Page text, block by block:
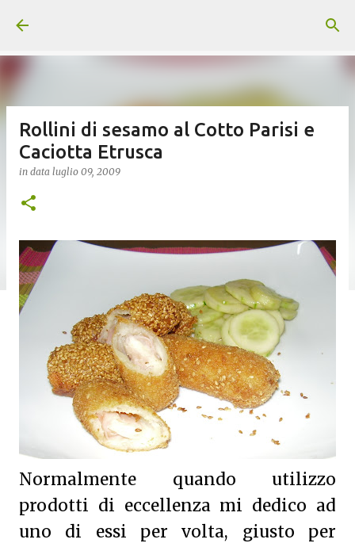
Rollini di sesamo al Cotto Parisi e
Caciotta Etrusca
in data luglio 09, 2009
Normalmente quando utilizzo
prodotti di eccellenza mi dedico ad
uno di essi per volta, giusto per